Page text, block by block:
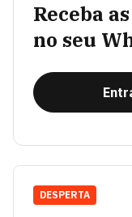
Receba
no seu
DESPERTA